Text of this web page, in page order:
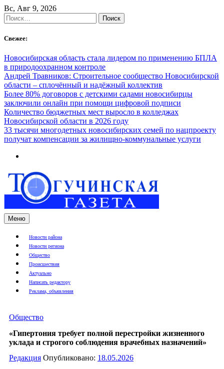
Skip
to
content
Вс, Авг 9, 2026
Найти:
Свежее:
Новосибирская область стала лидером по применению БПЛА
в природоохранном контроле
Андрей Травников: Строительное сообщество Новосибирской
области – сплочённый и надёжный коллектив
Более 80% договоров с детскими садами новосибирцы
заключили онлайн при помощи цифровой подписи
Количество бюджетных мест выросло в колледжах
Новосибирской области в 2026 году
33 тысячи многодетных новосибирских семей по нацпроекту
получат компенсации за жилищно-коммунальные услуги
Меню
Новости района
Новости региона
Общество
Происшествия
Актуально
Написать редактору
Реклама, объявления
Общество
«Гипертония требует полной перестройки жизненного
уклада и строгого соблюдения врачебных назначений»
Редакция Опубликовано: 18.05.2026